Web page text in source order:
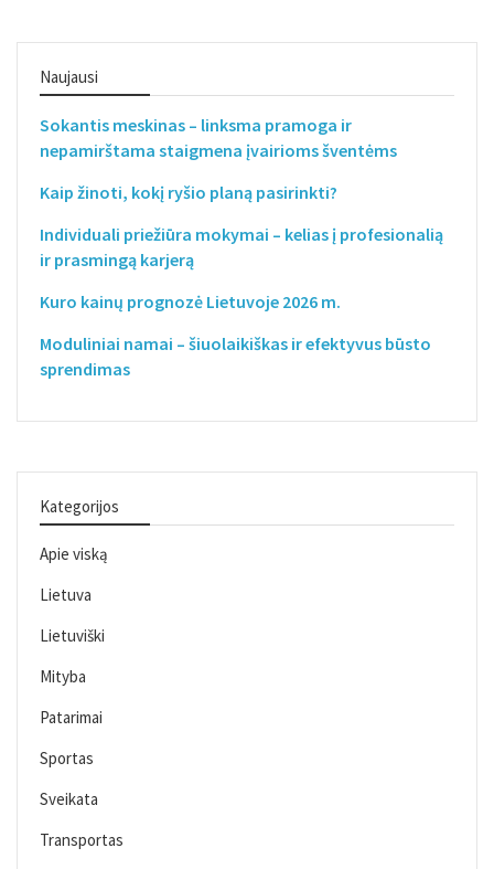
Naujausi
Sokantis meskinas – linksma pramoga ir
nepamirštama staigmena įvairioms šventėms
Kaip žinoti, kokį ryšio planą pasirinkti?
Individuali priežiūra mokymai – kelias į profesionalią
ir prasmingą karjerą
Kuro kainų prognozė Lietuvoje 2026 m.
Moduliniai namai – šiuolaikiškas ir efektyvus būsto
sprendimas
Kategorijos
Apie viską
Lietuva
Lietuviški
Mityba
Patarimai
Sportas
Sveikata
Transportas